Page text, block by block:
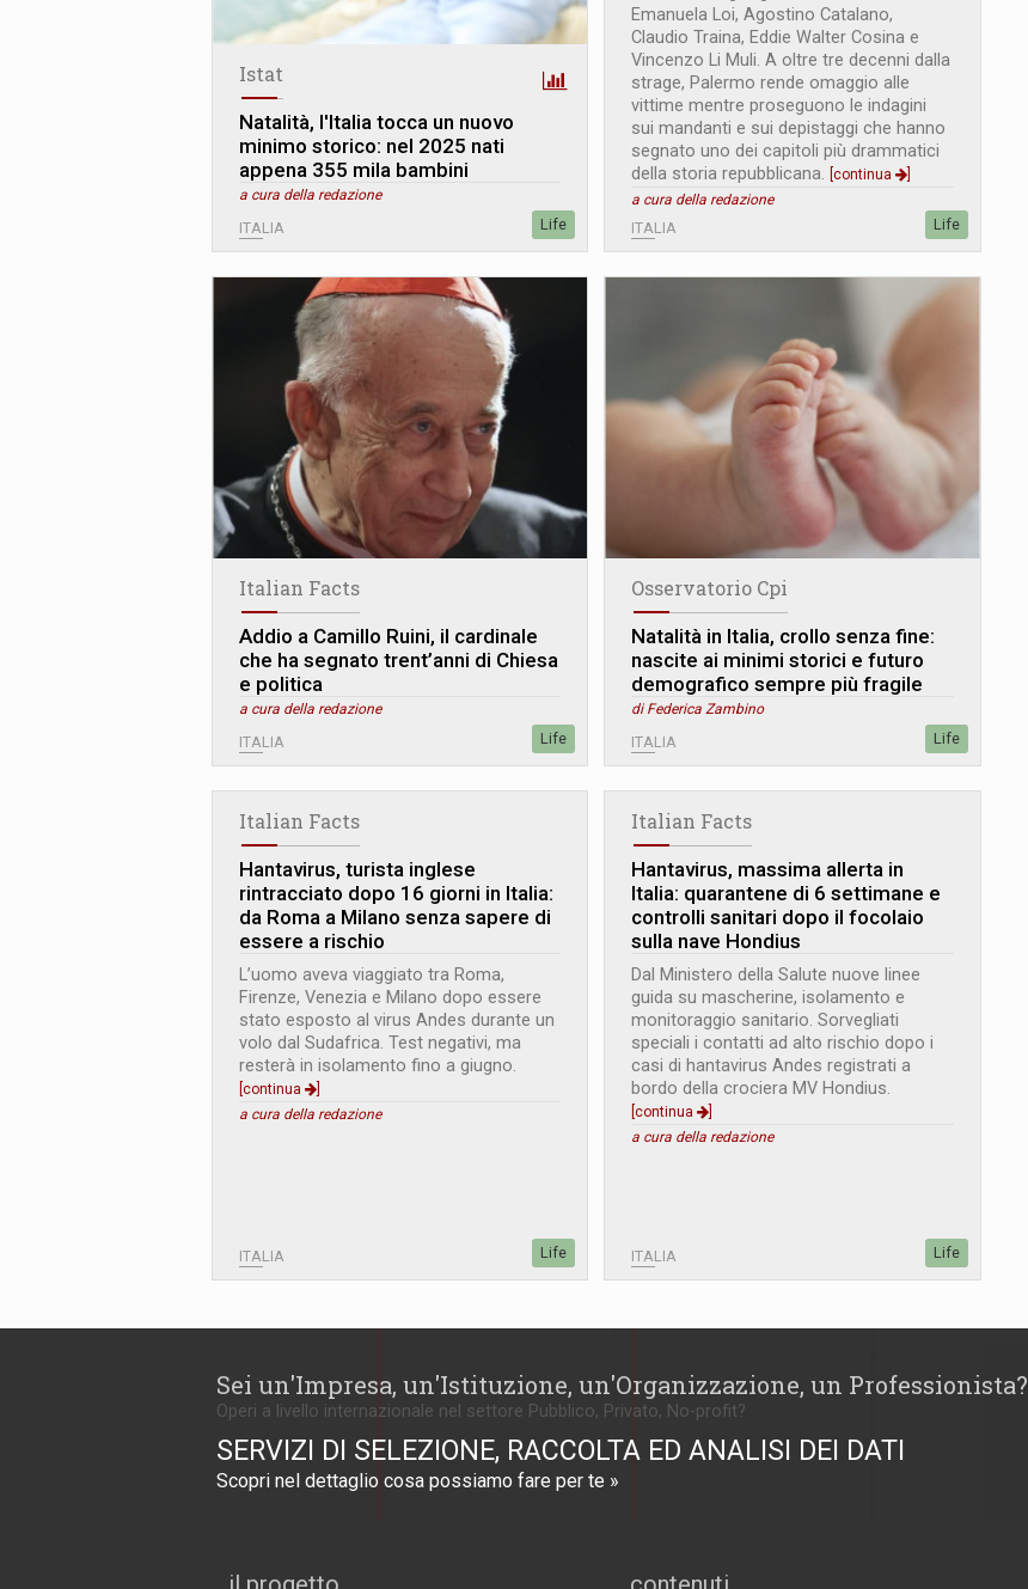
Istat
Natalità, l'Italia tocca un nuovo
minimo storico: nel 2025 nati
appena 355 mila bambini
a cura della redazione
ITALIA Life
Emanuela Loi, Agostino Catalano,
Claudio Traina, Eddie Walter Cosina e
Vincenzo Li Muli. A oltre tre decenni dalla
strage, Palermo rende omaggio alle
vittime mentre proseguono le indagini
sui mandanti e sui depistaggi che hanno
segnato uno dei capitoli più drammatici
della storia repubblicana. [continua
a cura della redazione
ITALIA Life
Italian Facts
Addio a Camillo Ruini, il cardinale
che ha segnato trent’anni di Chiesa
e politica
a cura della redazione
ITALIA Life
Osservatorio Cpi
Natalità in Italia, crollo senza fine:
nascite ai minimi storici e futuro
demografico sempre più fragile
di Federica Zambino
ITALIA Life
Italian Facts
Hantavirus, turista inglese
rintracciato dopo 16 giorni in Italia:
da Roma a Milano senza sapere di
essere a rischio
L’uomo aveva viaggiato tra Roma,
Firenze, Venezia e Milano dopo essere
stato esposto al virus Andes durante un
volo dal Sudafrica. Test negativi, ma
resterà in isolamento fino a giugno.
[continua
a cura della redazione
ITALIA Life
Italian Facts
Hantavirus, massima allerta in
Italia: quarantene di 6 settimane e
controlli sanitari dopo il focolaio
sulla nave Hondius
Dal Ministero della Salute nuove linee
guida su mascherine, isolamento e
monitoraggio sanitario. Sorvegliati
speciali i contatti ad alto rischio dopo i
casi di hantavirus Andes registrati a
bordo della crociera MV Hondius.
[continua
a cura della redazione
ITALIA Life
Sei un'Impresa, un'Istituzione, un'Organizzazione, un Professionista?
Operi a livello internazionale nel settore Pubblico, Privato, No-profit?
SERVIZI DI SELEZIONE, RACCOLTA ED ANALISI DEI DATI
Scopri nel dettaglio cosa possiamo fare per te »